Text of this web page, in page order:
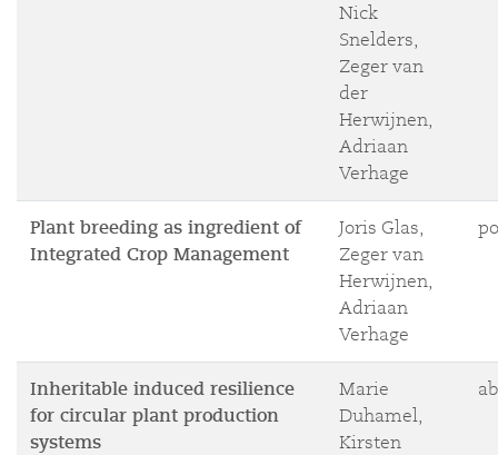
Nick
Snelders,
Zeger van
der
Herwijnen,
Adriaan
Verhage
Plant breeding as ingredient of
Integrated Crop Management
Joris Glas,
Zeger van
Herwijnen,
Adriaan
Verhage
Inheritable induced resilience
for circular plant production
systems
Marie
Duhamel,
Kirsten